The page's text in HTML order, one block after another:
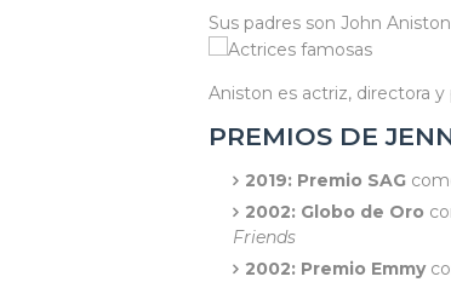
Sus padres son John
Aniston es actriz, directora
PREMIOS DE
2019: Premio SAG
2002: Globo de Oro
Friends
2002: Premio Emmy